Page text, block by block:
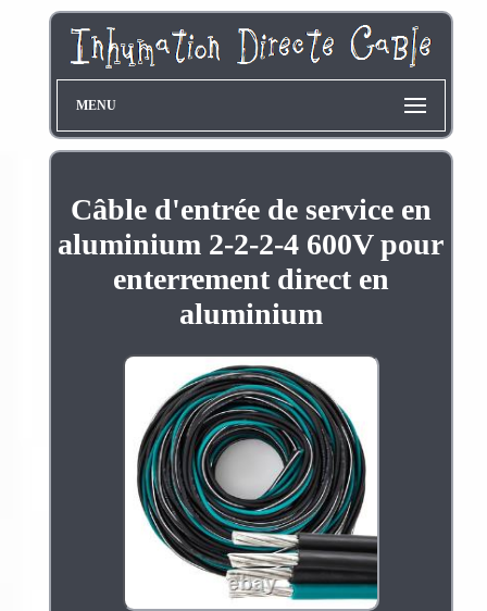
MENU
Câble d'entrée de service en
aluminium 2-2-2-4 600V pour
enterrement direct en
aluminium